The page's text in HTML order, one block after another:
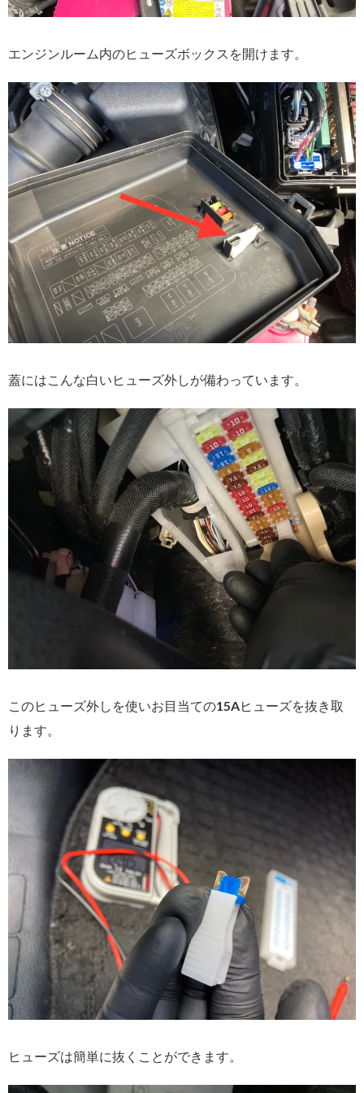
エンジンルーム内のヒューズボックスを開けます。
蓋にはこんな白いヒューズ外しが備わっています。
このヒューズ外しを使いお目当ての15Aヒューズを抜き取
ります。
ヒューズは簡単に抜くことができます。